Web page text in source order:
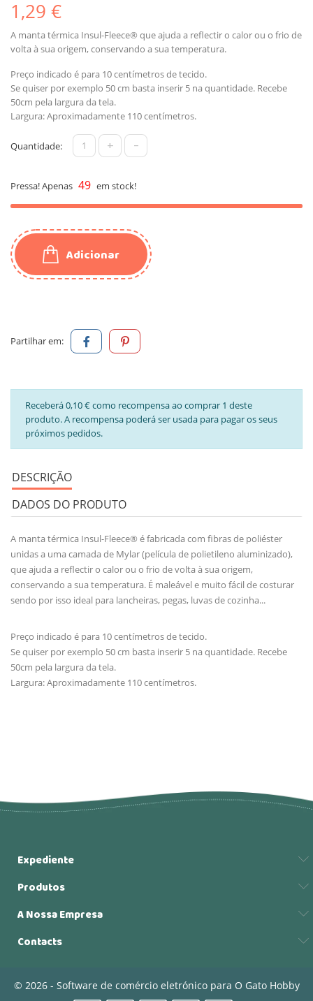
1,29 €
A manta térmica Insul-Fleece® que ajuda a reflectir o calor ou o frio de
volta à sua origem, conservando a sua temperatura.
Preço indicado é para 10 centímetros de tecido.
Se quiser por exemplo 50 cm basta inserir 5 na quantidade. Recebe
50cm pela largura da tela.
Largura: Aproximadamente 110 centímetros.
Quantidade: + -
Pressa! Apenas 49 em stock!
Adicionar
Partilhar em:
Receberá 0,10 € como recompensa ao comprar 1 deste
produto. A recompensa poderá ser usada para pagar os seus
próximos pedidos.
DESCRIÇÃO
DADOS DO PRODUTO
A manta térmica Insul-Fleece® é fabricada com fibras de poliéster
unidas a uma camada de Mylar (película de polietileno aluminizado),
que ajuda a reflectir o calor ou o frio de volta à sua origem,
conservando a sua temperatura. É maleável e muito fácil de costurar
sendo por isso ideal para lancheiras, pegas, luvas de cozinha...
Preço indicado é para 10 centímetros de tecido.
Se quiser por exemplo 50 cm basta inserir 5 na quantidade. Recebe
50cm pela largura da tela.
Largura: Aproximadamente 110 centímetros.
Expediente
Produtos
A Nossa Empresa
Contacts
© 2026 - Software de comércio eletrónico para O Gato Hobby